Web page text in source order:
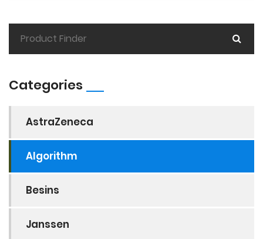
Categories
AstraZeneca
Algorithm
Besins
Janssen